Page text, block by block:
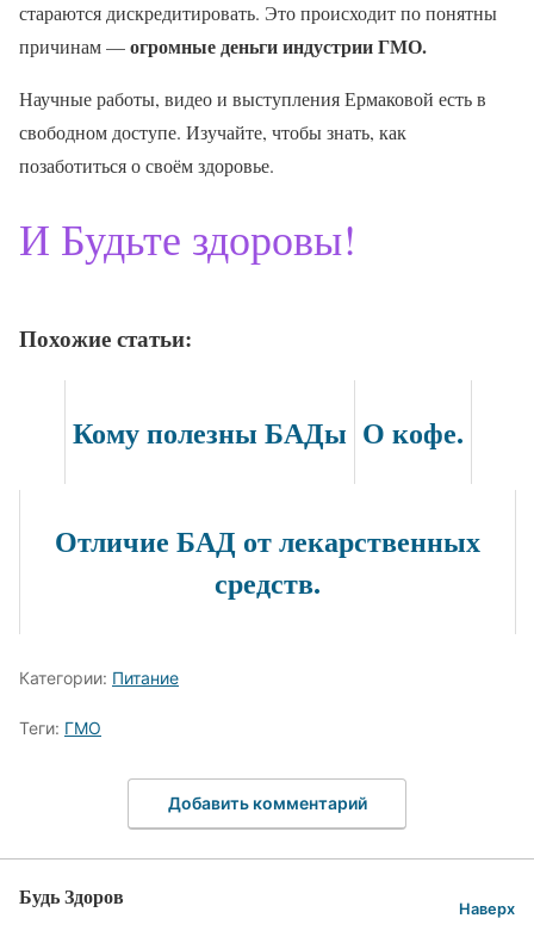
стараются дискредитировать. Это происходит по понятны
причинам —огромные деньги индустрии ГМО.
Научные работы, видео и выступления Ермаковой есть в
свободном доступе. Изучайте, чтобы знать, как
позаботиться о своём здоровье.
И Будьте здоровы!
Похожие статьи:
Кому полезны БАДы О кофе.
Отличие БАД от лекарственных
средств.
Категории: Питание
Теги: ГМО
Добавить комментарий
Будь Здоров Наверх